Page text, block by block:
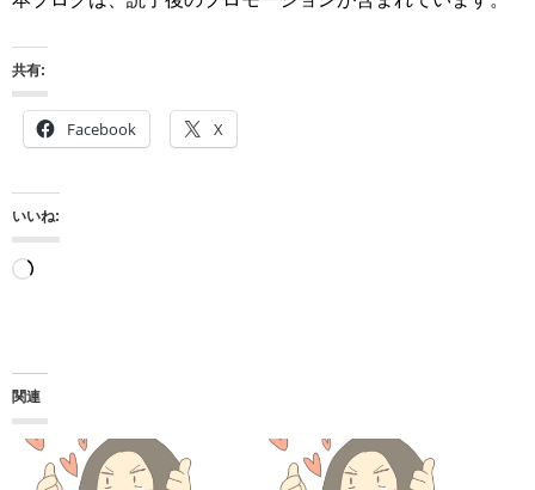
共有:
Facebook X
いいね:
読
み
中…
関連